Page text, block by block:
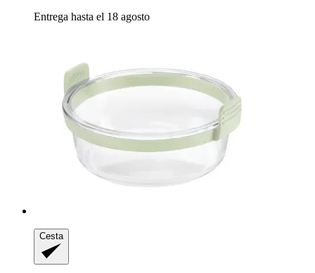
Entrega hasta el 18 agosto
Cesta